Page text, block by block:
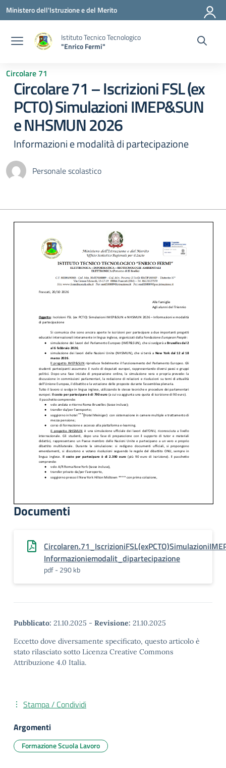
Vai ai contenuti
Vai al menu di navigazione
Vai al footer
Ministero dell'Istruzione e del Merito
Istituto Tecnico Tecnologico
"Enrico Fermi"
Circolare 71
Circolare 71 – Iscrizioni FSL (ex
PCTO) Simulazioni IMEP&SUN
e NHSMUN 2026
Informazioni e modalità di partecipazione
Personale scolastico
Documenti
Informazioniemodalit_dipartecipazione
pdf - 290 kb
Pubblicato: 21.10.2025 - Revisione: 21.10.2025
Eccetto dove diversamente specificato, questo articolo è
stato rilasciato sotto Licenza Creative Commons
Attribuzione 4.0 Italia.
Stampa / Condividi
Argomenti
Formazione Scuola Lavoro